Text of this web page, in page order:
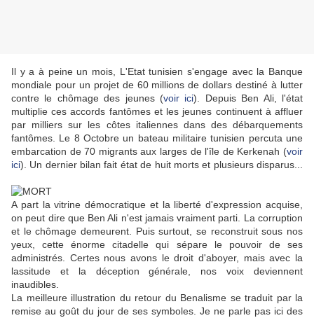
Il y a à peine un mois, L'Etat tunisien s'engage avec la Banque
mondiale pour un projet de 60 millions de dollars destiné à lutter
contre le chômage des jeunes (voir ici). Depuis Ben Ali, l'état
multiplie ces accords fantômes et les jeunes continuent à affluer
par milliers sur les côtes italiennes dans des débarquements
fantômes. Le 8 Octobre un bateau militaire tunisien percuta une
embarcation de 70 migrants aux larges de l'île de Kerkenah (voir
ici). Un dernier bilan fait état de huit morts et plusieurs disparus...
A part la vitrine démocratique et la liberté d'expression acquise,
on peut dire que Ben Ali n'est jamais vraiment parti. La corruption
et le chômage demeurent. Puis surtout, se reconstruit sous nos
yeux, cette énorme citadelle qui sépare le pouvoir de ses
administrés. Certes nous avons le droit d'aboyer, mais avec la
lassitude et la déception générale, nos voix deviennent
inaudibles.
La meilleure illustration du retour du Benalisme se traduit par la
remise au goût du jour de ses symboles. Je ne parle pas ici des